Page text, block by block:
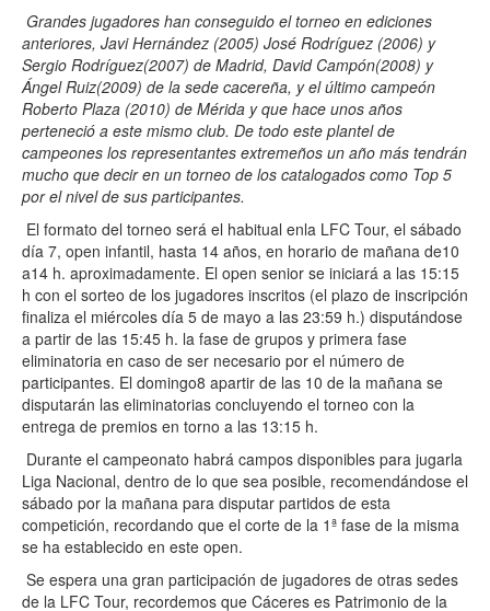
Grandes jugadores han conseguido el torneo en ediciones
anteriores, Javi Hernández (2005) José Rodríguez (2006) y
Sergio Rodríguez(2007) de Madrid, David Campón(2008) y
Ángel Ruiz(2009) de la sede cacereña, y el último campeón
Roberto Plaza (2010) de Mérida y que hace unos años
perteneció a este mismo club. De todo este plantel de
campeones los representantes extremeños un año más tendrán
mucho que decir en un torneo de los catalogados como Top 5
por el nivel de sus participantes.
El formato del torneo será el habitual enla LFC Tour, el sábado
día 7, open infantil, hasta 14 años, en horario de mañana de10
a14 h. aproximadamente. El open senior se iniciará a las 15:15
h con el sorteo de los jugadores inscritos (el plazo de inscripción
finaliza el miércoles día 5 de mayo a las 23:59 h.) disputándose
a partir de las 15:45 h. la fase de grupos y primera fase
eliminatoria en caso de ser necesario por el número de
participantes. El domingo8 apartir de las 10 de la mañana se
disputarán las eliminatorias concluyendo el torneo con la
entrega de premios en torno a las 13:15 h.
Durante el campeonato habrá campos disponibles para jugarla
Liga Nacional, dentro de lo que sea posible, recomendándose el
sábado por la mañana para disputar partidos de esta
competición, recordando que el corte de la 1ª fase de la misma
se ha establecido en este open.
Se espera una gran participación de jugadores de otras sedes
de la LFC Tour, recordemos que Cáceres es Patrimonio de la